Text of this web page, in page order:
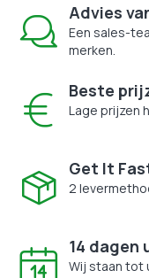
Advies
Een sales-
merken.
Beste
Lage prijzen
Get It
2
14 dagen
Wij staan tot